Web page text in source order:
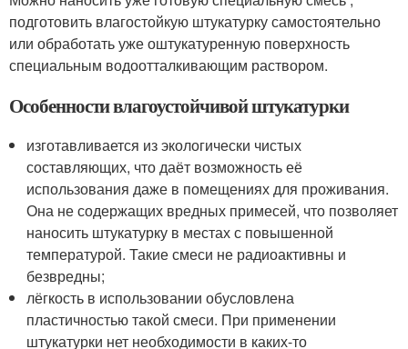
подготовить влагостойкую штукатурку самостоятельно
или обработать уже оштукатуренную поверхность
специальным водоотталкивающим раствором.
Особенности влагоустойчивой штукатурки
изготавливается из экологически чистых
составляющих, что даёт возможность её
использования даже в помещениях для проживания.
Она не содержащих вредных примесей, что позволяет
наносить штукатурку в местах с повышенной
температурой. Такие смеси не радиоактивны и
безвредны;
лёгкость в использовании обусловлена
пластичностью такой смеси. При применении
штукатурки нет необходимости в каких-то